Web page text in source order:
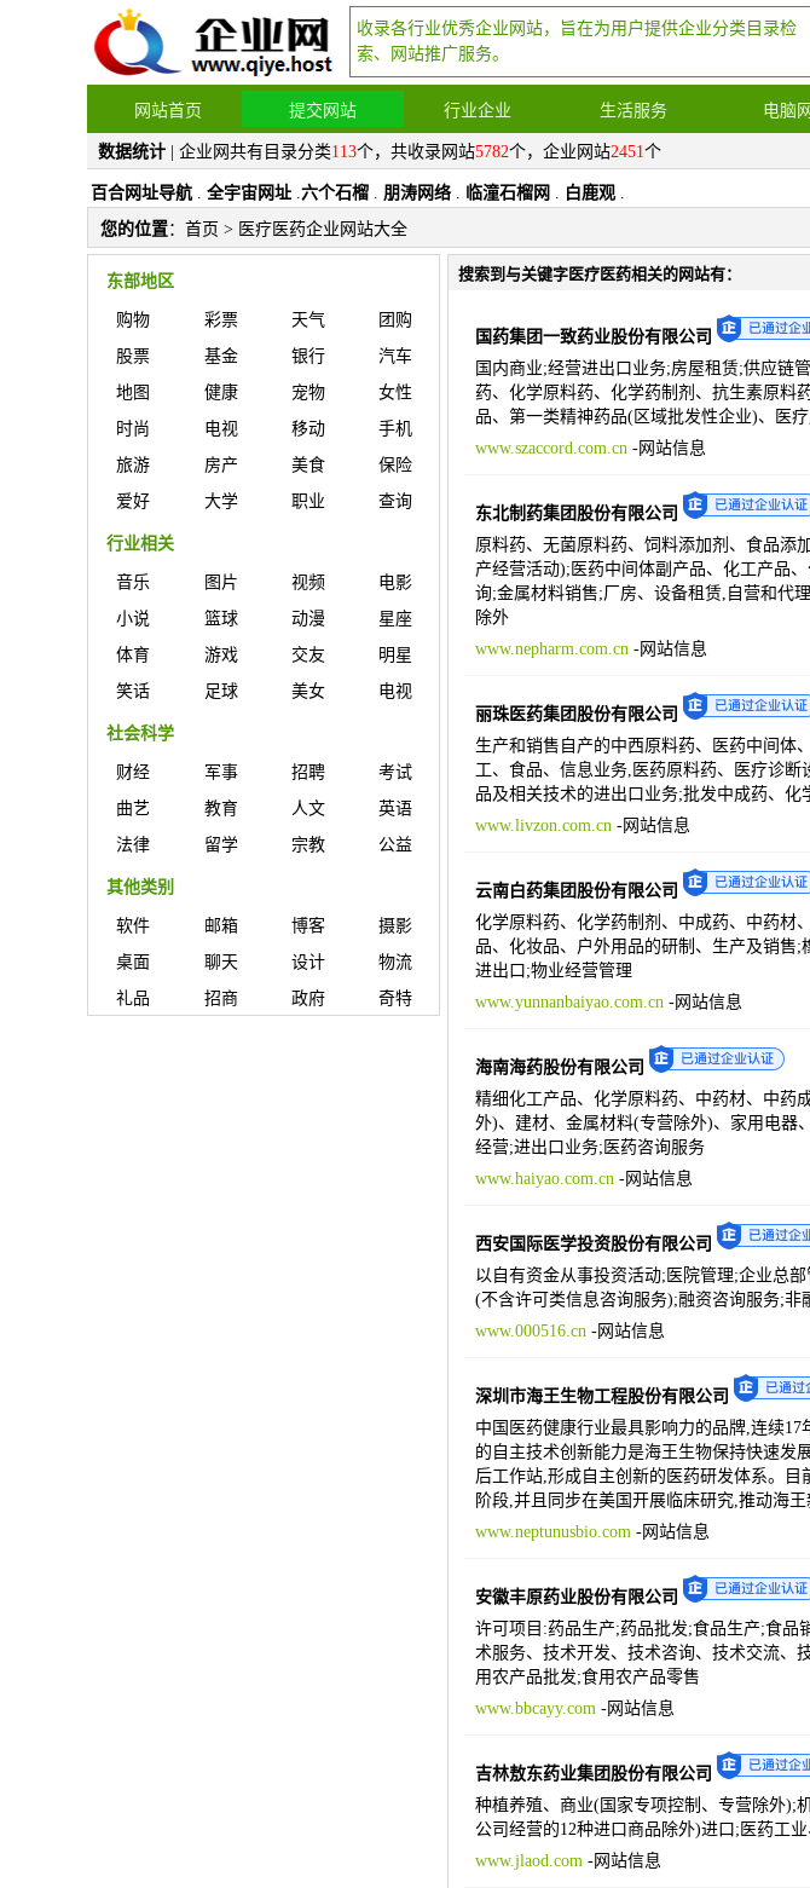
收录各行业优秀企业网站，旨在为用户提供企业分类目录检
索、网站推广服务。
网站首页 提交网站 行业企业 生活服务 电脑
数据统计 | 企业网共有目录分类113个，共收录网站5782个，企业网站2451个
百合网址导航 . 全宇宙网址 .六个石榴 . 朋涛网络 . 临潼石榴网 . 白鹿观 .
您的位置： 首页 > 医疗医药企业网站大全
东部地区
购物 彩票 天气
团购
股票
基金 银行
汽车
地图
健康 宠物
女性
时尚
电视 移动
手机
旅游
房产 美食
保险
爱好
大学 职业 查询
行业相关
音乐 图片 视频
电影
小说
篮球 动漫
星座
体育
游戏 交友
明星
笑话
足球 美女 电视
社会科学
财经 军事 招聘
考试
曲艺
教育 人文
英语
法律
留学 宗教 公益
其他类别
软件 邮箱 博客
摄影
桌面
聊天 设计
物流
礼品
招商 政府 奇特
搜索到与关键字医疗医药相关的网站有：
国药集团一致药业股份有限公司
国内商业;经营进出口业务;房屋租赁;供应链
药、化学原料药、化学药制剂、抗生素原料
品、第一类精神药品(区域批发性企业)、医
www.szaccord.com.cn-网站信息
东北制药集团股份有限公司
原料药、无菌原料药、饲料添加剂、食品添
产经营活动);医药中间体副产品、化工产品
询;金属材料销售;厂房、设备租赁,自营和代
除外
www.nepharm.com.cn-网站信息
丽珠医药集团股份有限公司
生产和销售自产的中西原料药、医药中间体
工、食品、信息业务,医药原料药、医疗诊
品及相关技术的进出口业务;批发中成药、化
www.livzon.com.cn-网站信息
云南白药集团股份有限公司
化学原料药、化学药制剂、中成药、中药材
品、化妆品、户外用品的研制、生产及销售
进出口;物业经营管理
www.yunnanbaiyao.com.cn-网站信息
海南海药股份有限公司
精细化工产品、化学原料药、中药材、中药
外)、建材、金属材料(专营除外)、家用电器
经营;进出口业务;医药咨询服务
www.haiyao.com.cn-网站信息
西安国际医学投资股份有限公司
以自有资金从事投资活动;医院管理;企业总
(不含许可类信息咨询服务);融资咨询服务;非
www.000516.cn-网站信息
深圳市海王生物工程股份有限公司
中国医药健康行业最具影响力的品牌,连续
的自主技术创新能力是海王生物保持快速发
后工作站,形成自主创新的医药研发体系。
阶段,并且同步在美国开展临床研究,推动海
www.neptunusbio.com-网站信息
安徽丰原药业股份有限公司
许可项目:药品生产;药品批发;食品生产;食品
术服务、技术开发、技术咨询、技术交流、
用农产品批发;食用农产品零售
www.bbcayy.com-网站信息
吉林敖东药业集团股份有限公司
种植养殖、商业(国家专项控制、专营除外);
公司经营的12种进口商品除外)进口;医药工
www.jlaod.com-网站信息